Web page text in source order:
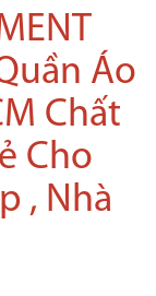
Áo
Chất
Cho
, Nhà